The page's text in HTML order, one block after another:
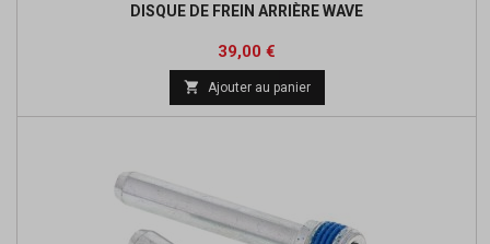
DISQUE DE FREIN ARRIÈRE WAVE
Prix
39,00 €
 Ajouter au panier